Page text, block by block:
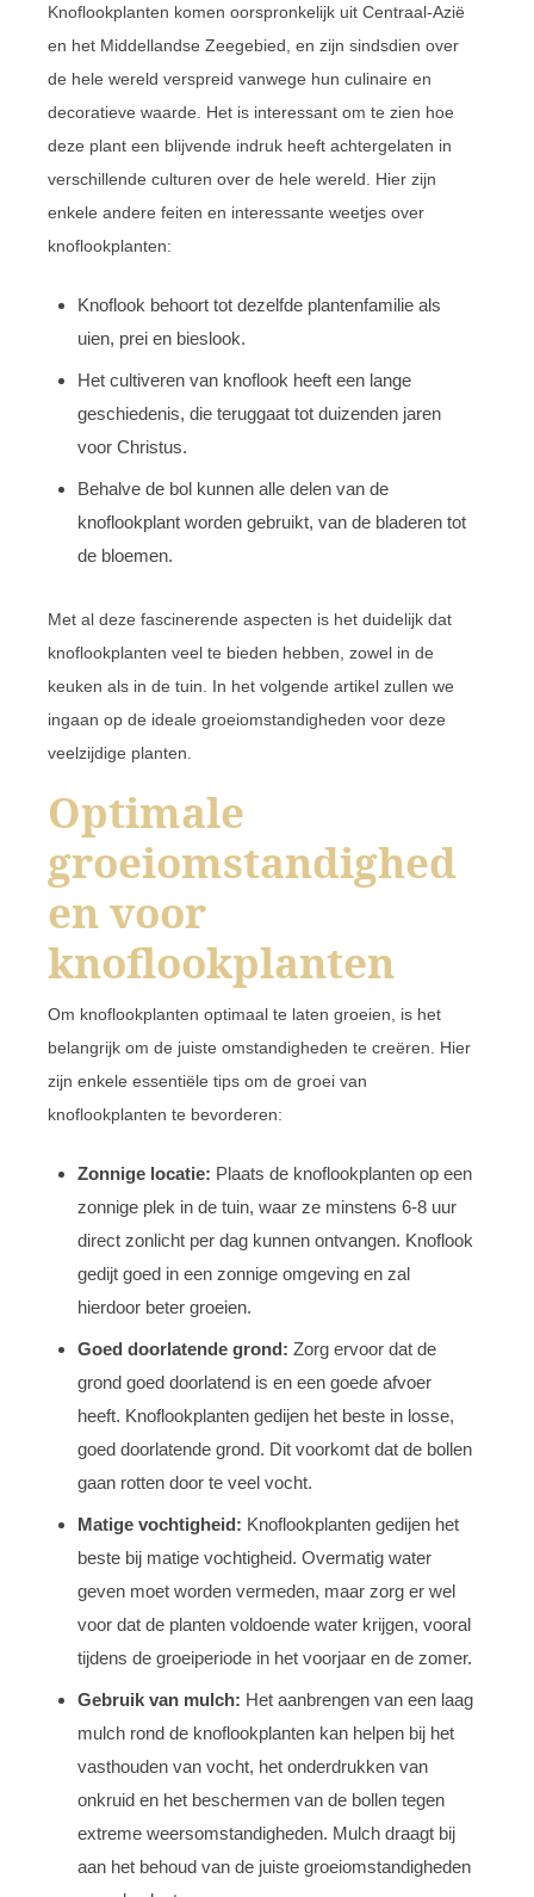
Knoflookplanten komen oorspronkelijk uit Centraal-Azië
en het Middellandse Zeegebied, en zijn sindsdien over
de hele wereld verspreid vanwege hun culinaire en
decoratieve waarde. Het is interessant om te zien hoe
deze plant een blijvende indruk heeft achtergelaten in
verschillende culturen over de hele wereld. Hier zijn
enkele andere feiten en interessante weetjes over
knoflookplanten:
Knoflook behoort tot dezelfde plantenfamilie als
uien, prei en bieslook.
Het cultiveren van knoflook heeft een lange
geschiedenis, die teruggaat tot duizenden jaren
voor Christus.
Behalve de bol kunnen alle delen van de
knoflookplant worden gebruikt, van de bladeren tot
de bloemen.
Met al deze fascinerende aspecten is het duidelijk dat
knoflookplanten veel te bieden hebben, zowel in de
keuken als in de tuin. In het volgende artikel zullen we
ingaan op de ideale groeiomstandigheden voor deze
veelzijdige planten.
Optimale
groeiomstandighed
en voor
knoflookplanten
Om knoflookplanten optimaal te laten groeien, is het
belangrijk om de juiste omstandigheden te creëren. Hier
zijn enkele essentiële tips om de groei van
knoflookplanten te bevorderen:
Zonnige locatie: Plaats de knoflookplanten op een
zonnige plek in de tuin, waar ze minstens 6-8 uur
direct zonlicht per dag kunnen ontvangen. Knoflook
gedijt goed in een zonnige omgeving en zal
hierdoor beter groeien.
Goed doorlatende grond: Zorg ervoor dat de
grond goed doorlatend is en een goede afvoer
heeft. Knoflookplanten gedijen het beste in losse,
goed doorlatende grond. Dit voorkomt dat de bollen
gaan rotten door te veel vocht.
Matige vochtigheid: Knoflookplanten gedijen het
beste bij matige vochtigheid. Overmatig water
geven moet worden vermeden, maar zorg er wel
voor dat de planten voldoende water krijgen, vooral
tijdens de groeiperiode in het voorjaar en de zomer.
Gebruik van mulch: Het aanbrengen van een laag
mulch rond de knoflookplanten kan helpen bij het
vasthouden van vocht, het onderdrukken van
onkruid en het beschermen van de bollen tegen
extreme weersomstandigheden. Mulch draagt bij
aan het behoud van de juiste groeiomstandigheden